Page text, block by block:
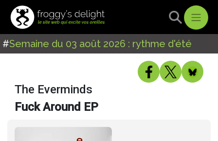
#Semaine du 03 août 2026 : rythme d'été
The Everminds
Fuck Around EP